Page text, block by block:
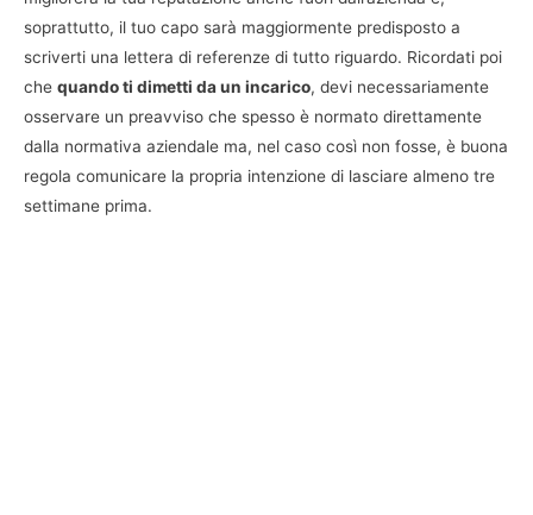
soprattutto, il tuo capo sarà maggiormente predisposto a
scriverti una lettera di referenze di tutto riguardo. Ricordati poi
che quando ti dimetti da un incarico, devi necessariamente
osservare un preavviso che spesso è normato direttamente
dalla normativa aziendale ma, nel caso così non fosse, è buona
regola comunicare la propria intenzione di lasciare almeno tre
settimane prima.